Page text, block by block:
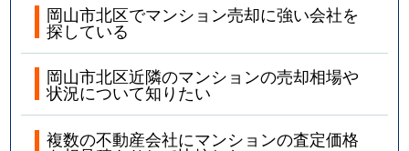
岡山市北区でマンション売却に強い会社を
探している
岡山市北区近隣のマンションの売却相場や
状況について知りたい
複数の不動産会社にマンションの査定価格